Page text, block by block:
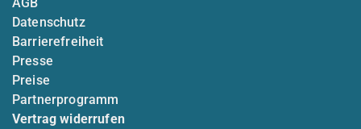
Datenschutz
Barrierefreiheit
Presse
Preise
Partnerprogramm
Vertrag widerrufen